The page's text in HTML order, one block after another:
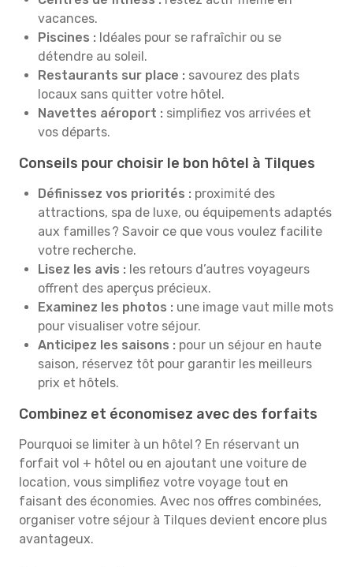
vacances.
Piscines : Idéales pour se rafraîchir ou se
détendre au soleil.
Restaurants sur place : savourez des plats
locaux sans quitter votre hôtel.
Navettes aéroport : simplifiez vos arrivées et
vos départs.
Conseils pour choisir le bon hôtel à Tilques
Définissez vos priorités : proximité des
attractions, spa de luxe, ou équipements adaptés
aux familles ? Savoir ce que vous voulez facilite
votre recherche.
Lisez les avis : les retours d’autres voyageurs
offrent des aperçus précieux.
Examinez les photos : une image vaut mille mots
pour visualiser votre séjour.
Anticipez les saisons : pour un séjour en haute
saison, réservez tôt pour garantir les meilleurs
prix et hôtels.
Combinez et économisez avec des forfaits
Pourquoi se limiter à un hôtel ? En réservant un
forfait vol + hôtel ou en ajoutant une voiture de
location, vous simplifiez votre voyage tout en
faisant des économies. Avec nos offres combinées,
organiser votre séjour à Tilques devient encore plus
avantageux.